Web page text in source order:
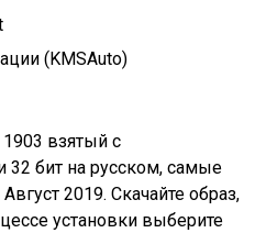
(KMSAuto)
взятый с
32 бит на русском, самые
2019. Скачайте образ,
установки выберите